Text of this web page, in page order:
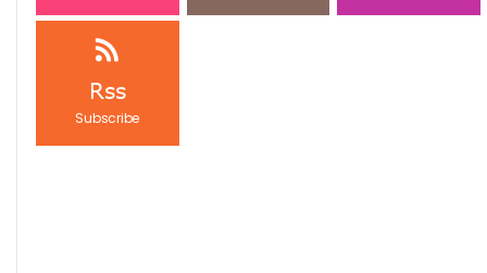
Rss
Subscribe